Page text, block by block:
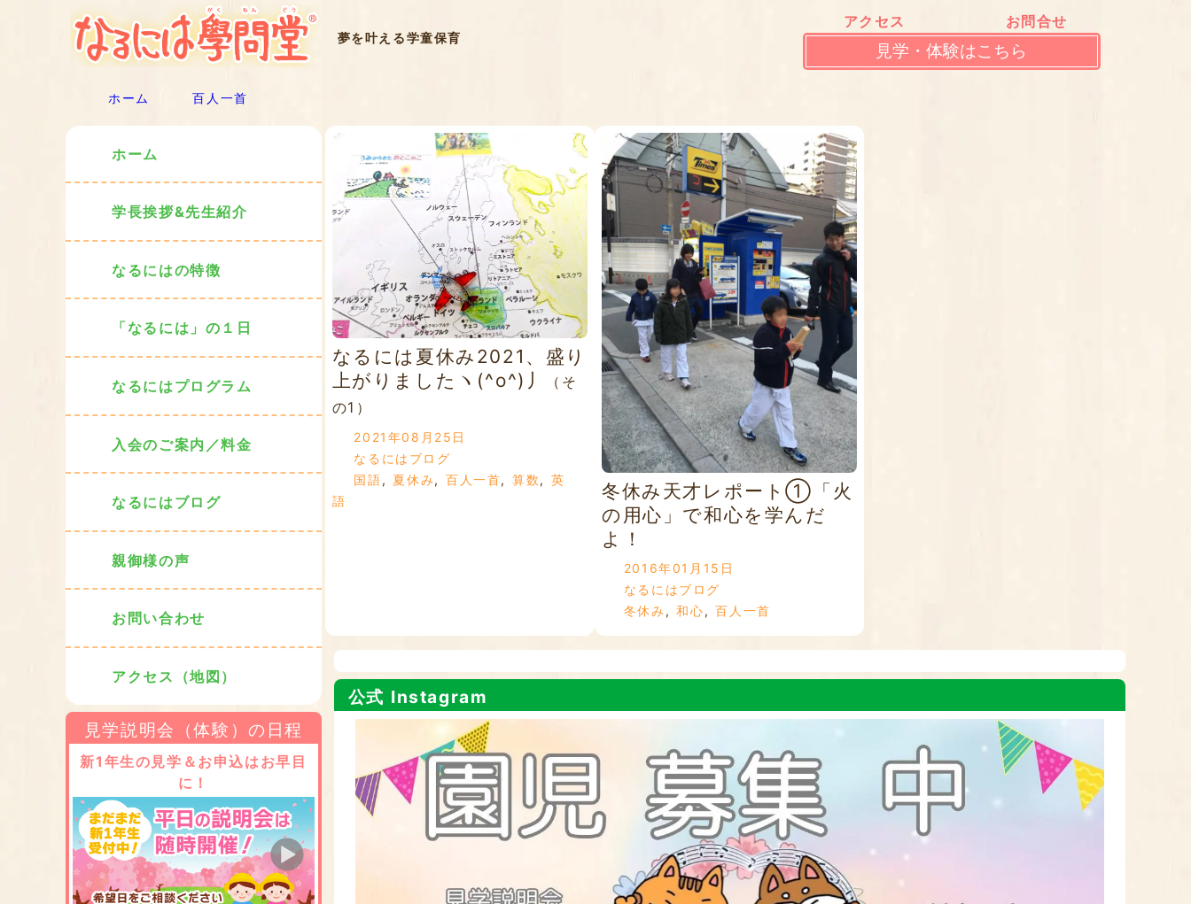
夢を叶える学童保育
アクセス お問合せ
見学・体験はこちら
ホーム 百人一首
なるには夏休み2021、盛り
上がりましたヽ(^o^)丿
（そ
の1）
2021年08月25日
なるにはブログ
国語, 夏休み, 百人一首,算数,英
語
冬休み天才レポート①「火
の用心」で和心を学んだ
よ！
2016年01月15日
なるにはブログ
冬休み ,和心,百人一首
公式 Instagram
ホーム
学長挨拶&先生紹介
なるにはの特徴
「なるには」の１日
なるにはプログラム
入会のご案内／料金
なるにはブログ
親御様の声
お問い合わせ
アクセス（地図）
見学説明会（体験）の日程
新1年生の見学＆お申込はお早目
に！